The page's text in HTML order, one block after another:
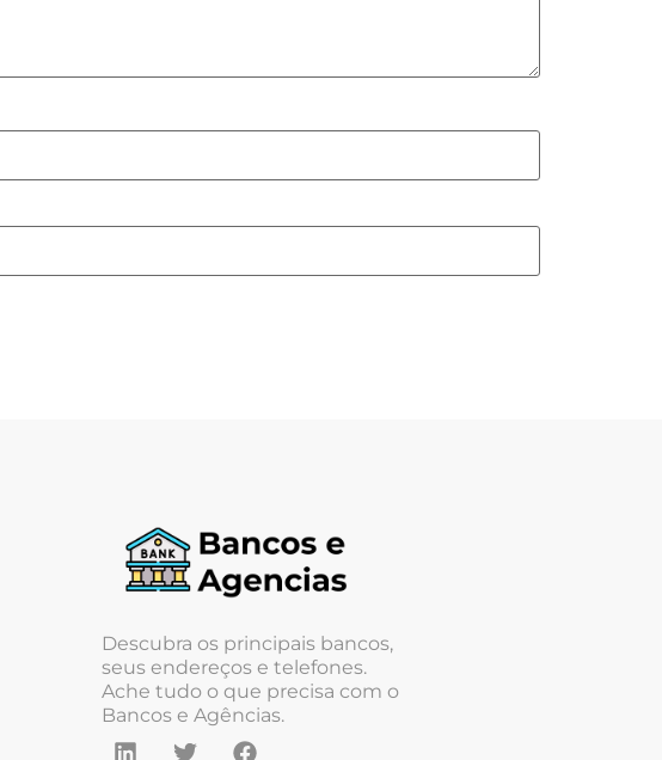
Descubra os principais bancos,
seus endereços e telefones.
Ache tudo o que precisa com o
Bancos e Agências.